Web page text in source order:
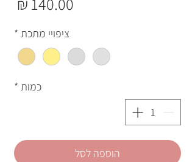
ציפויי מתכת *
כמות *
הוספה לסל